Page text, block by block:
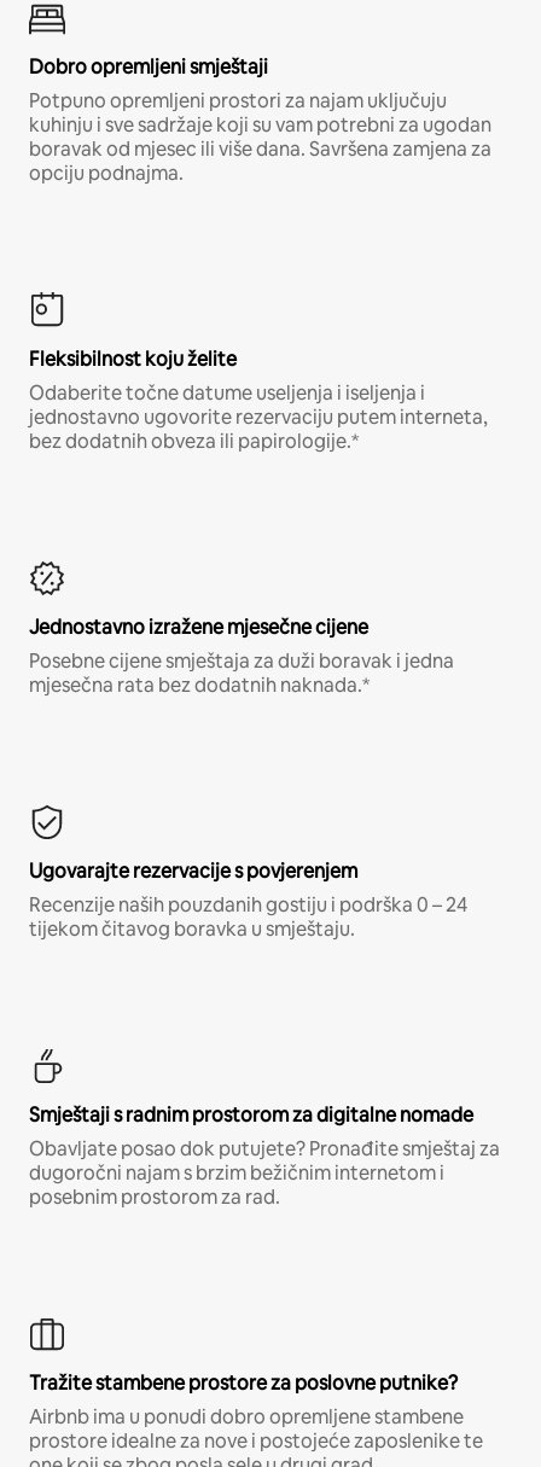
Dobro opremljeni smještaji
Potpuno opremljeni prostori za najam uključuju
kuhinju i sve sadržaje koji su vam potrebni za ugodan
boravak od mjesec ili više dana. Savršena zamjena za
opciju podnajma.
Fleksibilnost koju želite
Odaberite točne datume useljenja i iseljenja i
jednostavno ugovorite rezervaciju putem interneta,
bez dodatnih obveza ili papirologije.*
Jednostavno izražene mjesečne cijene
Posebne cijene smještaja za duži boravak i jedna
mjesečna rata bez dodatnih naknada.*
Ugovarajte rezervacije s povjerenjem
Recenzije naših pouzdanih gostiju i podrška 0 – 24
tijekom čitavog boravka u smještaju.
Smještaji s radnim prostorom za digitalne nomade
Obavljate posao dok putujete? Pronađite smještaj za
dugoročni najam s brzim bežičnim internetom i
posebnim prostorom za rad.
Tražite stambene prostore za poslovne putnike?
Airbnb ima u ponudi dobro opremljene stambene
prostore idealne za nove i postojeće zaposlenike te